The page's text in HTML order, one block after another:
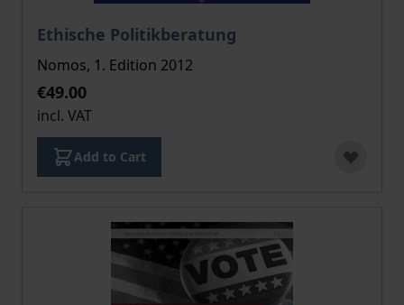
Ethische Politikberatung
The price depends on the options chosen on the
Nomos, 1. Edition 2012
€49.00
incl. VAT
Add to Cart